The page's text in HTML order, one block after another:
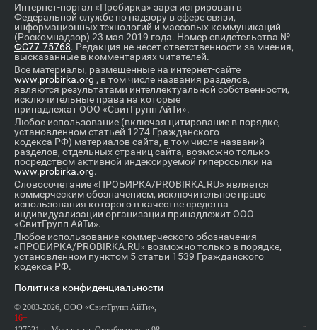
Интернет-портал «Пробирка» зарегистрирован в
Федеральной службе по надзору в сфере связи,
информационных технологий и массовых коммуникаций
(Роскомнадзор) 23 мая 2019 года. Номер свидетельства №
ФС77-75768. Редакция не несет ответственности за мнения,
высказанные в комментариях читателей.
Все материалы, размещенные на интернет-сайте
www.probirka.org , в том числе названия разделов,
являются результатами интеллектуальной собственности,
исключительные права на которые
принадлежат ООО «СвитГрупп АйТи».
Любое использование (включая цитирование в порядке,
установленном статьей 1274 Гражданского
кодекса РФ) материалов сайта, в том числе названий
разделов, отдельных страниц сайта, возможно только
посредством активной индексируемой гиперссылки на
www.probirka.org.
Словосочетание «ПРОБИРКА/PROBIRKA.RU» является
коммерческим обозначением, исключительное право
использования которого в качестве средства
индивидуализации организации принадлежит ООО
«СвитГрупп АйТи».
Любое использование коммерческого обозначения
«ПРОБИРКА/PROBIRKA.RU» возможно только в порядке,
установленном пунктом 5 статьи 1539 Гражданского
кодекса РФ.
Политика конфиденциальности
© 2003-2026, ООО «СвитГрупп АйТи»,
16+